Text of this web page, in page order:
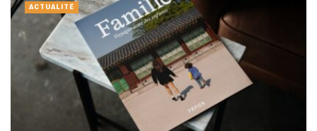
ACTUALITÉ